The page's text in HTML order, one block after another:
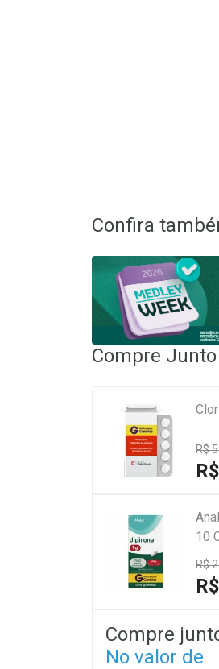
Confira
Compre Junto
R$
10
R$
Compre
No valor de